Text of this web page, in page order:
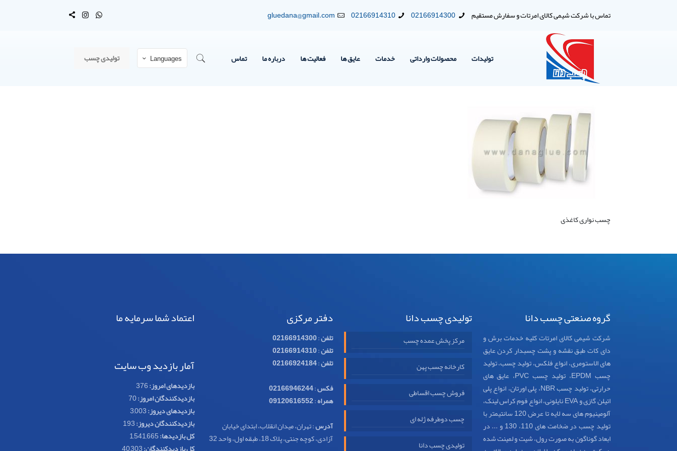
تماس با شرکت شیمی کالای امرتات و سفارش مستقیم 02166914300
02166914310
gluedana@gmail.com
تولیدات محصولات وارداتی خدمات عایق ها فعالیت ها درباره ما تماس Languages تولیدی چسب
چسب نواری کاغذی
گروه صنعتی چسب دانا
شرکت شیمی کالای امرتات کلیه خدمات برش و
دای کات طبق نقشه و پشت چسبدار کردن عایق
های الاستومری، انواع فلکس، تولید چسب، تولید
چسب EPDM، تولید چسب PVC، عایق های
حرارتی، تولید چسب NBR، پلی اورتان، انواع پلی
اتیلن گازی و EVA نایلونی، انواع فوم کراس لینک،
آلومینیوم های سه لایه تا عرض 120 سانتیمتر با
تولید چسب در ضخامت های 110، 130 و ... در
ابعاد گوناگون به صورت رول، شیت و لمینت شده
تولیدی چسب دانا
مرکز پخش عمده چسب
کارخانه چسب پهن
فروش چسب اقساطی
چسب دوطرفه ژله ای
تولیدی چسب دانا
دفتر مرکزی
تلفن:
02166914300
تلفن:
02166914310
تلفن:
02166924184
فکس:
02166946244
همراه:
09120616552
آدرس: تهران، میدان انقلاب، ابتدای خیابان
آزادی، کوچه جنتی، پلاک 18، طبقه اول، واحد 32
اعتماد شما سرمایه ما
آمار بازدید وب سایت
بازدیدهای امروز:376
بازدیدکنندگان امروز:70
بازدیدهای دیروز:3,003
بازدیدکنندگان دیروز:193
کل بازدیدها:1,541,665